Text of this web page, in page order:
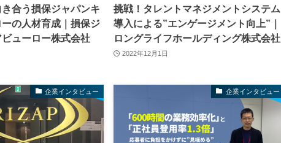
合う損保ジャパンキ
の人材育成｜損保ジ
ューロー株式会社
挑戦！タレントマネジメントシステム
導入による”エンゲージメント向上”｜
ロングライフホールディング株式会社
2022年12月1日
企業インタビュー 企業インタビュー